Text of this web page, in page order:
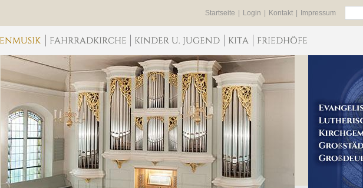
Startseite Login Kontakt Impressum